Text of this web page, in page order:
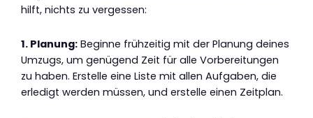
hilft, nichts zu vergessen:
1. Planung: Beginne frühzeitig mit der Planung deines
Umzugs, um genügend Zeit für alle Vorbereitungen
zu haben. Erstelle eine Liste mit allen Aufgaben, die
erledigt werden müssen, und erstelle einen Zeitplan.